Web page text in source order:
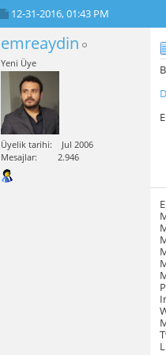
12-31-2016,01:43 PM
emreaydin
Yeni Üye
Üyelik tarihi
Jul 2006
Mesajlar
2.946